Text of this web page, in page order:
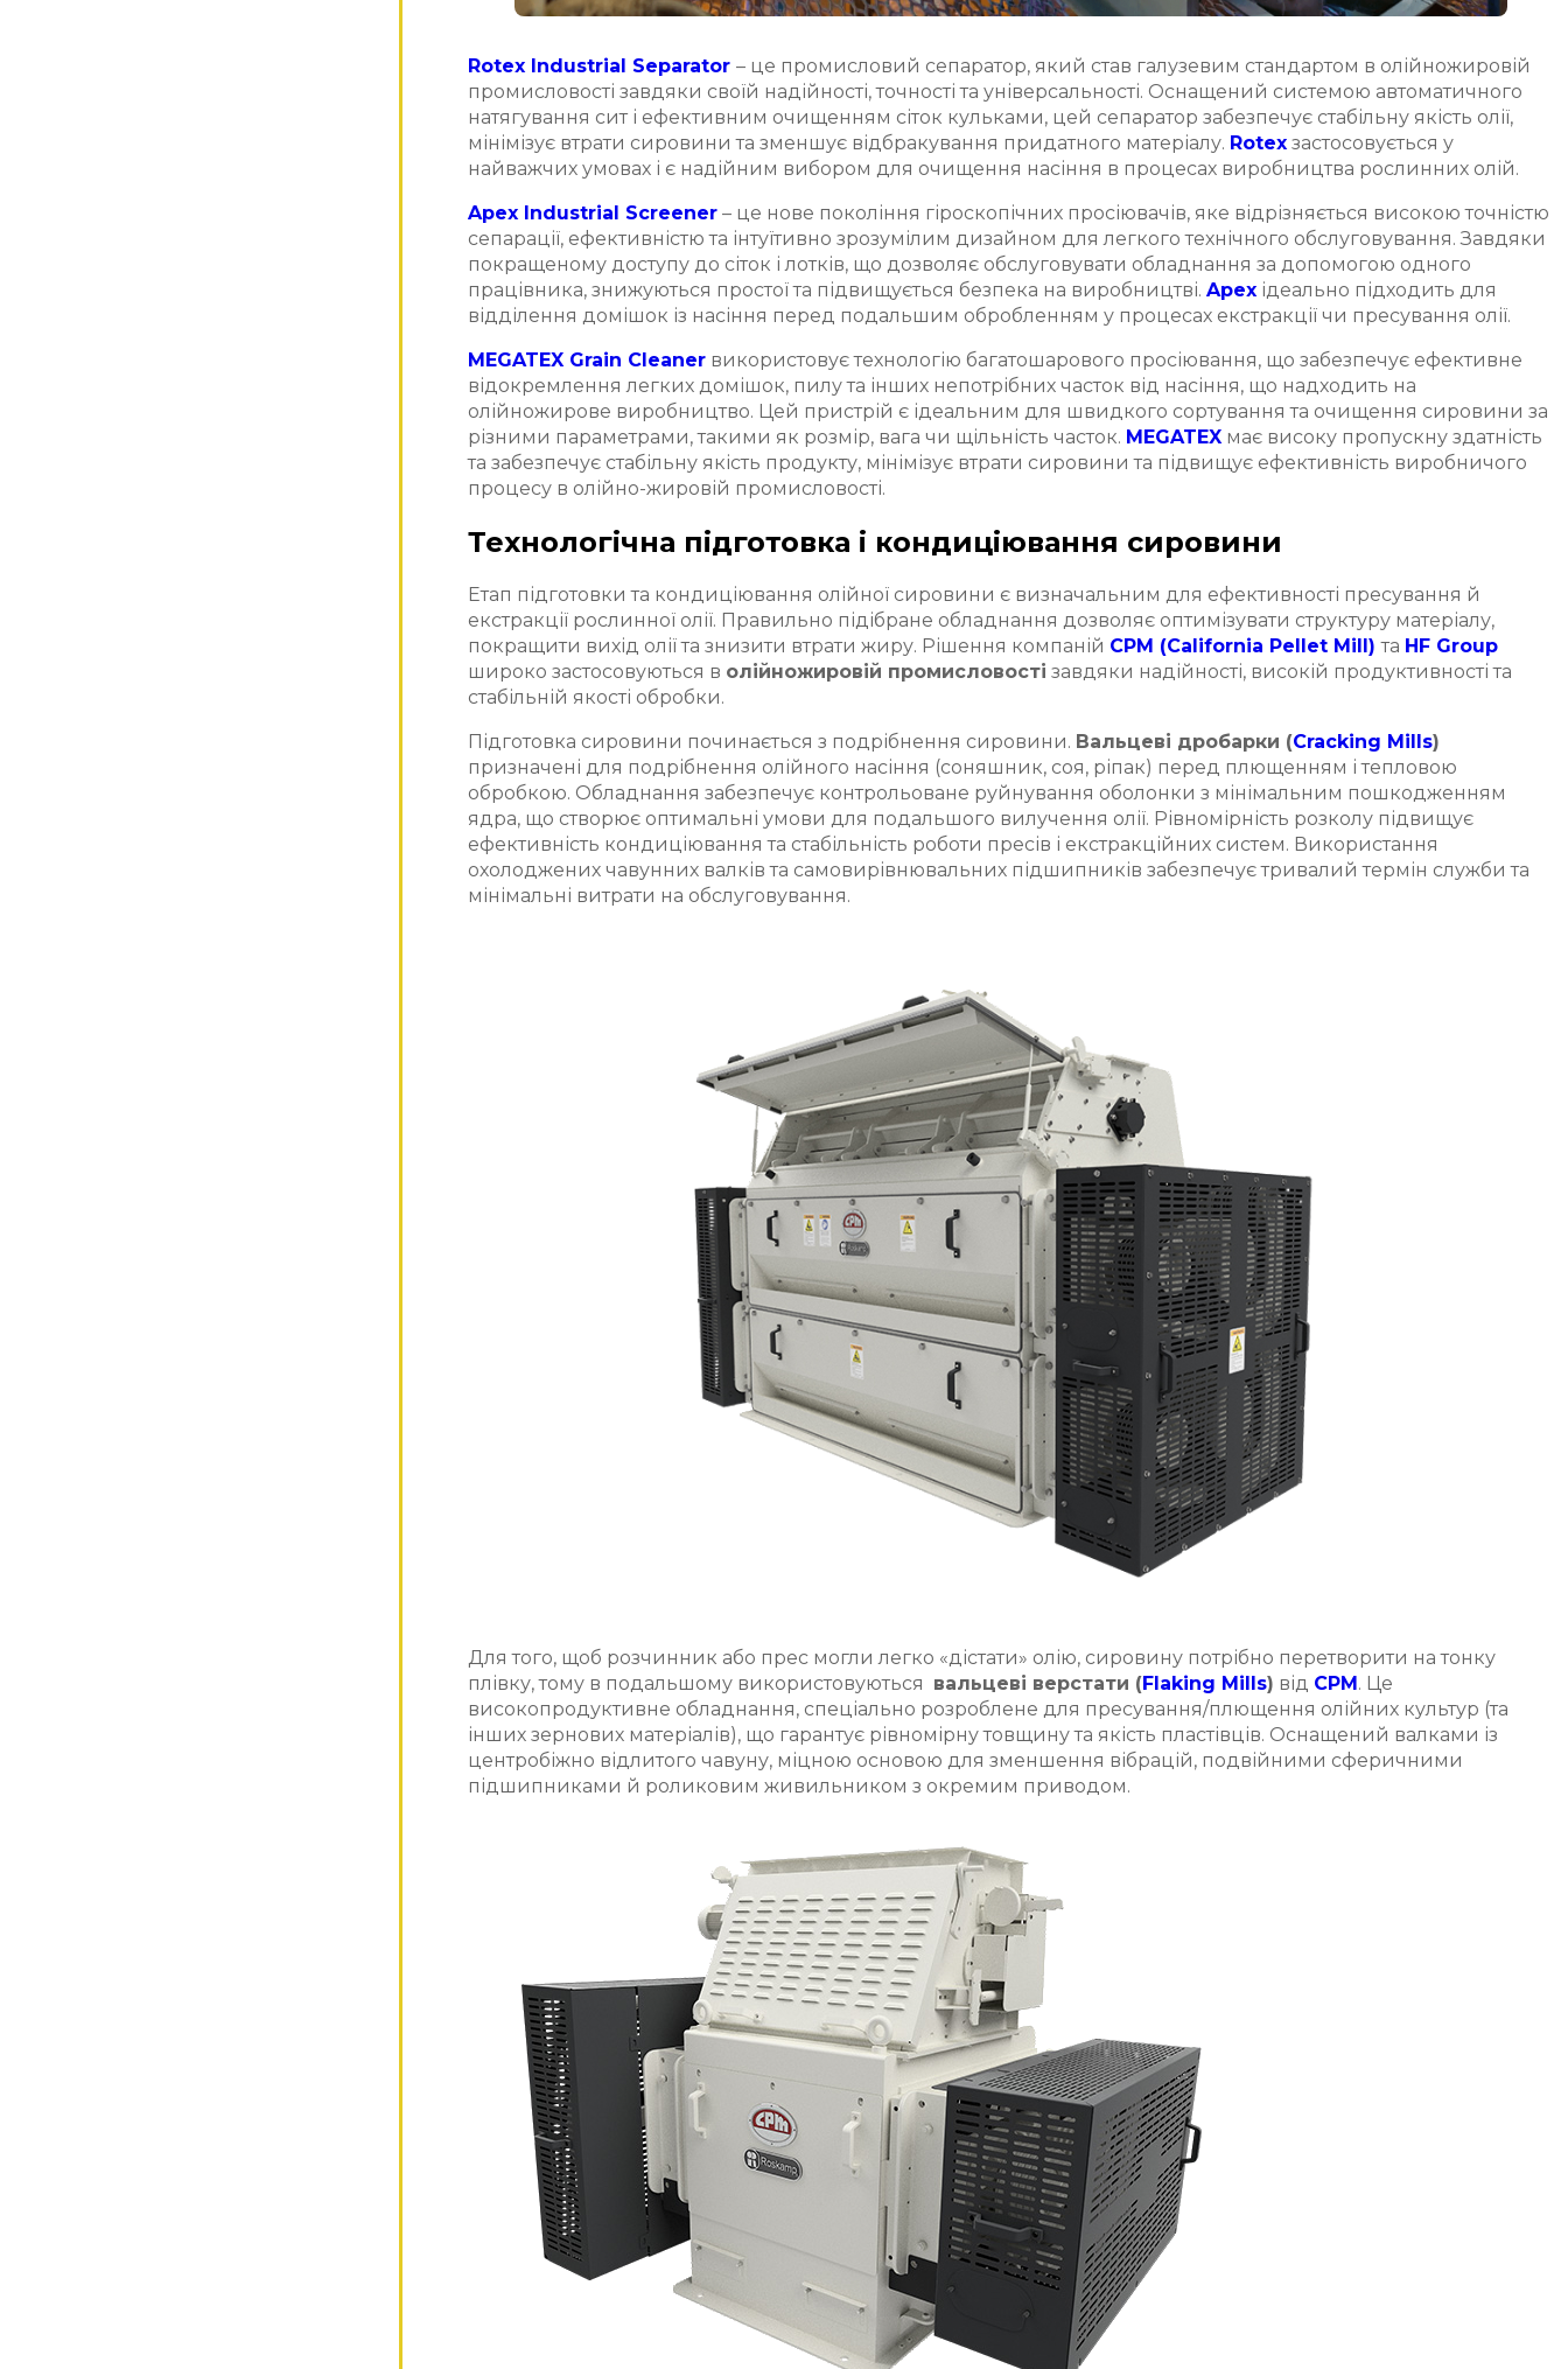
Rotex Industrial Separator – це промисловий сепаратор, який став галузевим стандартом в олійножировій
промисловості завдяки своїй надійності, точності та універсальності. Оснащений системою автоматичного
натягування сит і ефективним очищенням сіток кульками, цей сепаратор забезпечує стабільну якість олії,
мінімізує втрати сировини та зменшує відбракування придатного матеріалу. Rotex застосовується у
найважчих умовах і є надійним вибором для очищення насіння в процесах виробництва рослинних олій.
Apex Industrial Screener – це нове покоління гіроскопічних просіювачів, яке відрізняється високою точністю
сепарації, ефективністю та інтуїтивно зрозумілим дизайном для легкого технічного обслуговування. Завдяки
покращеному доступу до сіток і лотків, що дозволяє обслуговувати обладнання за допомогою одного
працівника, знижуються простої та підвищується безпека на виробництві. Apex ідеально підходить для
відділення домішок із насіння перед подальшим обробленням у процесах екстракції чи пресування олії.
MEGATEX Grain Cleaner використовує технологію багатошарового просіювання, що забезпечує ефективне
відокремлення легких домішок, пилу та інших непотрібних часток від насіння, що надходить на
олійножирове виробництво. Цей пристрій є ідеальним для швидкого сортування та очищення сировини за
різними параметрами, такими як розмір, вага чи щільність часток. MEGATEX має високу пропускну здатність
та забезпечує стабільну якість продукту, мінімізує втрати сировини та підвищує ефективність виробничого
процесу в олійно-жировій промисловості.
Технологічна підготовка і кондиціювання сировини
Етап підготовки та кондиціювання олійної сировини є визначальним для ефективності пресування й
екстракції рослинної олії. Правильно підібране обладнання дозволяє оптимізувати структуру матеріалу,
покращити вихід олії та знизити втрати жиру. Рішення компаній CPM (California Pellet Mill) та HF Group
широко застосовуються в олійножировій промисловості завдяки надійності, високій продуктивності та
стабільній якості обробки.
Підготовка сировини починається з подрібнення сировини. Вальцеві дробарки (Cracking Mills)
призначені для подрібнення олійного насіння (соняшник, соя, ріпак) перед плющенням і тепловою
обробкою. Обладнання забезпечує контрольоване руйнування оболонки з мінімальним пошкодженням
ядра, що створює оптимальні умови для подальшого вилучення олії. Рівномірність розколу підвищує
ефективність кондиціювання та стабільність роботи пресів і екстракційних систем. Використання
охолоджених чавунних валків та самовирівнювальних підшипників забезпечує тривалий термін служби та
мінімальні витрати на обслуговування.
Для того, щоб розчинник або прес могли легко «дістати» олію, сировину потрібно перетворити на тонку
плівку, тому в подальшому використовуються вальцеві верстати (Flaking Mills) від CPM. Це
високопродуктивне обладнання, спеціально розроблене для пресування/плющення олійних культур (та
інших зернових матеріалів), що гарантує рівномірну товщину та якість пластівців. Оснащений валками із
центробіжно відлитого чавуну, міцною основою для зменшення вібрацій, подвійними сферичними
підшипниками й роликовим живильником з окремим приводом.